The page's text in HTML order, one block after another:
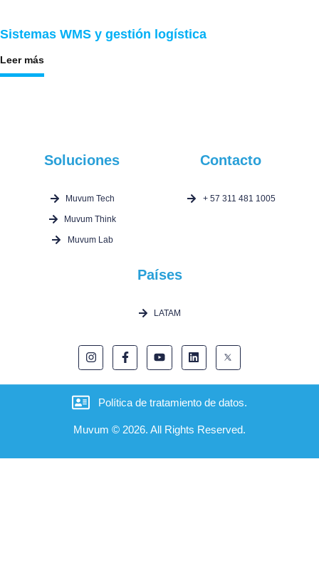
Sistemas WMS y gestión logística
Leer más
Soluciones
Muvum Tech
Muvum Think
Muvum Lab
Contacto
+ 57 311 481 1005
Países
LATAM
Muvum © 2026. All Rights Reserved.
Política de tratamiento de datos.